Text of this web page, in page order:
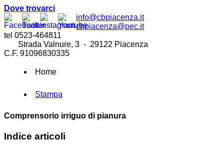
Dove trovarci
info@cbpiacenza.it
cbpiacenza@pec.it
tel 0523-464811
Strada Valnure, 3 - 29122 Piacenza
C.F. 91096830335
Home
Stampa
Comprensorio irriguo di pianura
Indice articoli